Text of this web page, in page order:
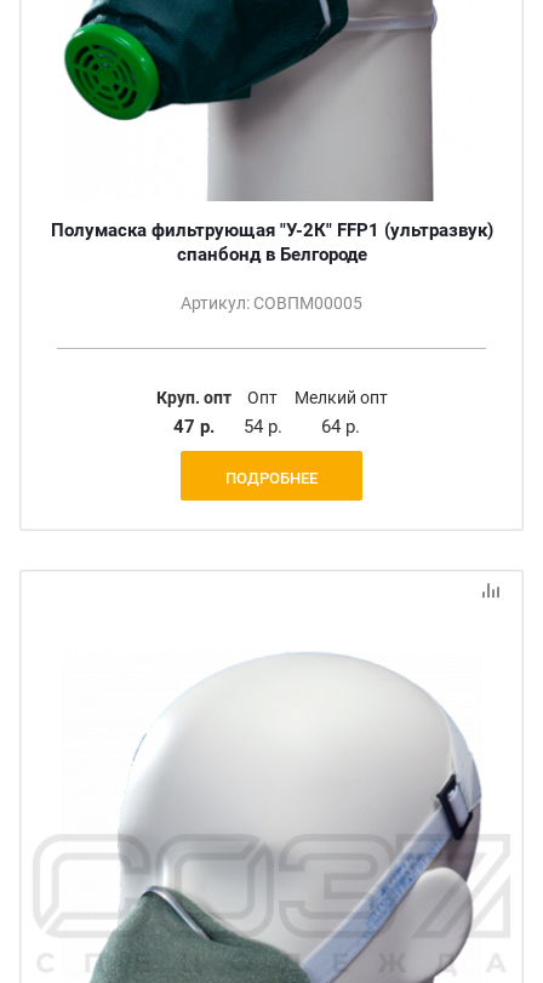
Полумаска фильтрующая "У-2К" FFP1 (ультразвук)
спанбонд в Белгороде
Артикул: СОВПМ00005
Круп. опт
47 р.
Опт
54 р.
Мелкий опт
64 р.
ПОДРОБНЕЕ